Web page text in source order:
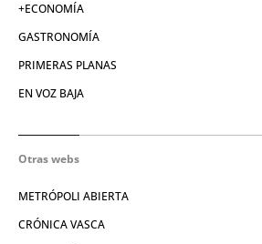
+ECONOMÍA
GASTRONOMÍA
PRIMERAS PLANAS
EN VOZ BAJA
Otras webs
METRÓPOLI ABIERTA
CRÓNICA VASCA